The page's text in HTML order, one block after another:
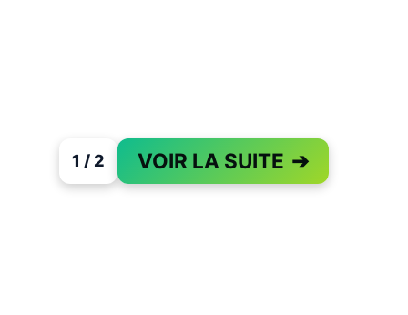
1 / 2 VOIR LA SUITE ➔
PAGE 1 OF 2